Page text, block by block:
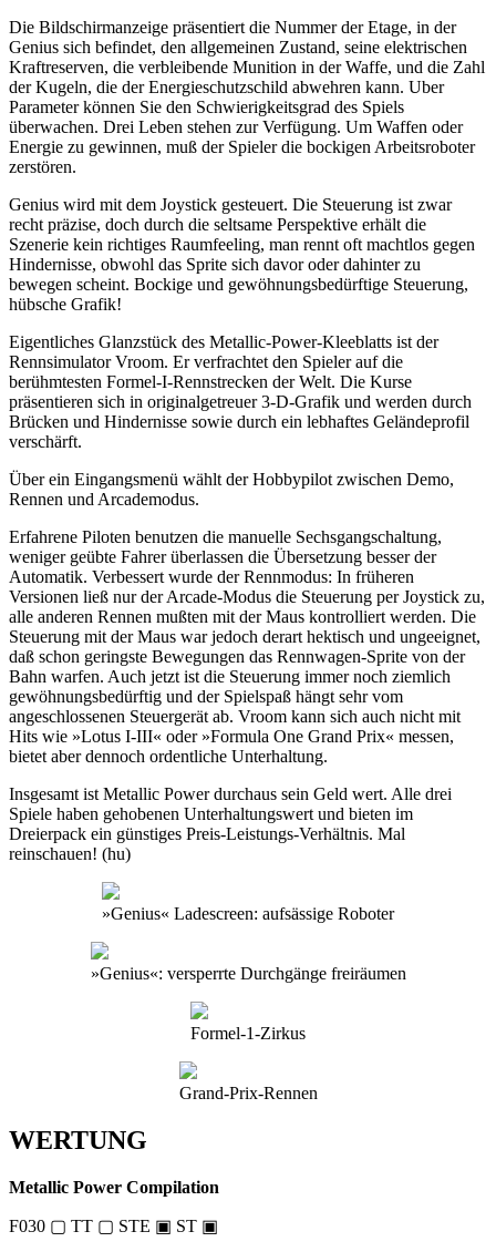
Die Bildschirmanzeige präsentiert die Nummer der Etage, in der
Genius sich befindet, den allgemeinen Zustand, seine elektrischen
Kraftreserven, die verbleibende Munition in der Waffe, und die Zahl
der Kugeln, die der Energieschutzschild abwehren kann. Uber
Parameter können Sie den Schwierigkeitsgrad des Spiels
überwachen. Drei Leben stehen zur Verfügung. Um Waffen oder
Energie zu gewinnen, muß der Spieler die bockigen Arbeitsroboter
zerstören.
Genius wird mit dem Joystick gesteuert. Die Steuerung ist zwar
recht präzise, doch durch die seltsame Perspektive erhält die
Szenerie kein richtiges Raumfeeling, man rennt oft machtlos gegen
Hindernisse, obwohl das Sprite sich davor oder dahinter zu
bewegen scheint. Bockige und gewöhnungsbedürftige Steuerung,
hübsche Grafik!
Eigentliches Glanzstück des Metallic-Power-Kleeblatts ist der
Rennsimulator Vroom. Er verfrachtet den Spieler auf die
berühmtesten Formel-I-Rennstrecken der Welt. Die Kurse
präsentieren sich in originalgetreuer 3-D-Grafik und werden durch
Brücken und Hindernisse sowie durch ein lebhaftes Geländeprofil
verschärft.
Über ein Eingangsmenü wählt der Hobbypilot zwischen Demo,
Rennen und Arcademodus.
Erfahrene Piloten benutzen die manuelle Sechsgangschaltung,
weniger geübte Fahrer überlassen die Übersetzung besser der
Automatik. Verbessert wurde der Rennmodus: In früheren
Versionen ließ nur der Arcade-Modus die Steuerung per Joystick zu,
alle anderen Rennen mußten mit der Maus kontrolliert werden. Die
Steuerung mit der Maus war jedoch derart hektisch und ungeeignet,
daß schon geringste Bewegungen das Rennwagen-Sprite von der
Bahn warfen. Auch jetzt ist die Steuerung immer noch ziemlich
gewöhnungsbedürftig und der Spielspaß hängt sehr vom
angeschlossenen Steuergerät ab. Vroom kann sich auch nicht mit
Hits wie »Lotus I-III« oder »Formula One Grand Prix« messen,
bietet aber dennoch ordentliche Unterhaltung.
Insgesamt ist Metallic Power durchaus sein Geld wert. Alle drei
Spiele haben gehobenen Unterhaltungswert und bieten im
Dreierpack ein günstiges Preis-Leistungs-Verhältnis. Mal
reinschauen! (hu)
»Genius« Ladescreen: aufsässige Roboter
»Genius«: versperrte Durchgänge freiräumen
Formel-1-Zirkus
Grand-Prix-Rennen
WERTUNG
Metallic Power Compilation
F030 ▢ TT ▢ STE ▣ ST ▣